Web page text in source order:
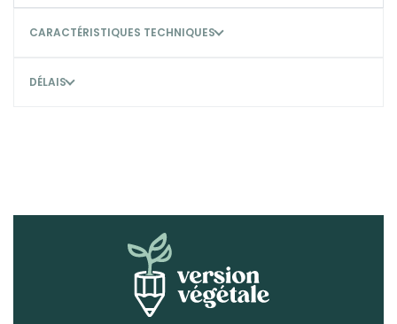
CARACTÉRISTIQUES TECHNIQUES
DÉLAIS